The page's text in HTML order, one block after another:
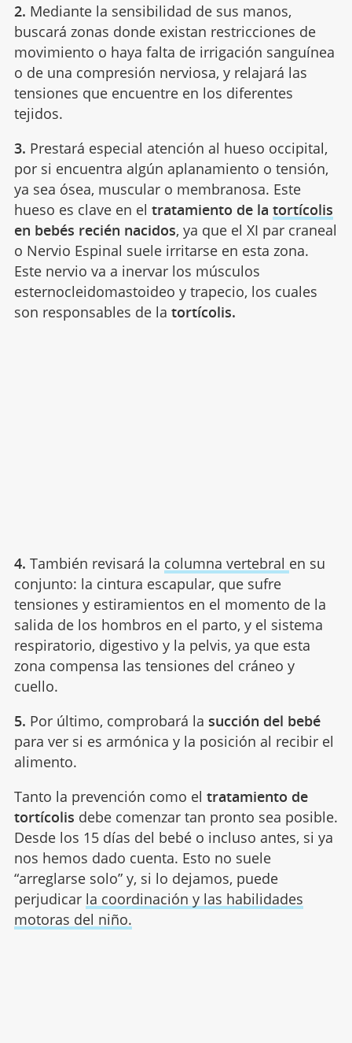
2. Mediante la sensibilidad de sus manos,
buscará zonas donde existan restricciones de
movimiento o haya falta de irrigación sanguínea
o de una compresión nerviosa, y relajará las
tensiones que encuentre en los diferentes
tejidos.
3. Prestará especial atención al hueso occipital,
por si encuentra algún aplanamiento o tensión,
ya sea ósea, muscular o membranosa. Este
hueso es clave en el tratamiento de la tortícolis
en bebés recién nacidos, ya que el XI par craneal
o Nervio Espinal suele irritarse en esta zona.
Este nervio va a inervar los músculos
esternocleidomastoideo y trapecio, los cuales
son responsables de la tortícolis.
4. También revisará la columna vertebral en su
conjunto: la cintura escapular, que sufre
tensiones y estiramientos en el momento de la
salida de los hombros en el parto, y el sistema
respiratorio, digestivo y la pelvis, ya que esta
zona compensa las tensiones del cráneo y
cuello.
5. Por último, comprobará la succión del bebé
para ver si es armónica y la posición al recibir el
alimento.
Tanto la prevención como el tratamiento de
tortícolis debe comenzar tan pronto sea posible.
Desde los 15 días del bebé o incluso antes, si ya
nos hemos dado cuenta. Esto no suele
“arreglarse solo” y, si lo dejamos, puede
perjudicar la coordinación y las habilidades
motoras del niño.